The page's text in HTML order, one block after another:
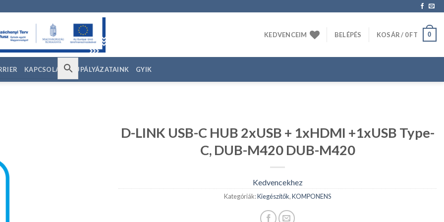
KEDVENCEIM BELÉPÉS KOSÁR / 0FT 0
KAPCSOLAT EU PÁLYÁZATAINK GYIK
D-LINK USB-C HUB 2xUSB + 1xHDMI +1xUSB Type-
C, DUB-M420 DUB-M420
Kedvencekhez
Kategóriák:Kiegészítők,KOMPONENS